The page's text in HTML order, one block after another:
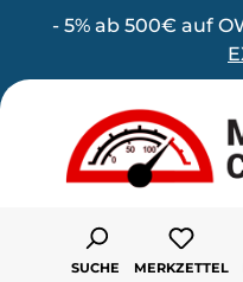
Zum Hauptinhalt
- 5% ab 500€ auf
SUCHE
Du
MERKZETTEL